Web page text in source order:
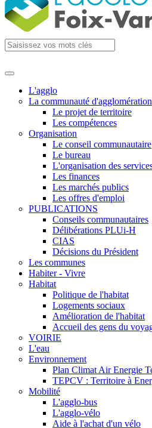
L'agglo
La communauté d'agglomération
Le projet de territoire
Les compétences
Organisation
Le conseil communautaire
Le bureau
L'organisation des
Les finances
Les marchés publics
Les offres d'emploi
PUBLICATIONS
Conseils communautaires
Délibérations PLUi-H
CIAS
Décisions du Président
Les communes
Habiter - Vivre
Habitat
Politique de l'habitat
Logements sociaux
Amélioration de l'habitat
Accueil des gens du
VOIRIE
L'eau
Environnement
Plan Climat Air Energie
TEPCV : Territoire à
Mobilité
L'agglo-bus
L'agglo-vélo
Aide à l'achat d'un vélo